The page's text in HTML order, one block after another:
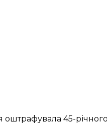
оштрафувала 45-